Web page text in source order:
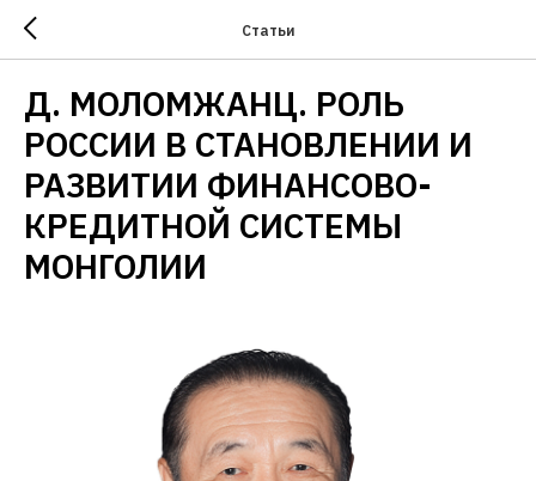
Статьи
Д. МОЛОМЖАНЦ. РОЛЬ
РОССИИ В СТАНОВЛЕНИИ И
РАЗВИТИИ ФИНАНСОВО-
КРЕДИТНОЙ СИСТЕМЫ
МОНГОЛИИ